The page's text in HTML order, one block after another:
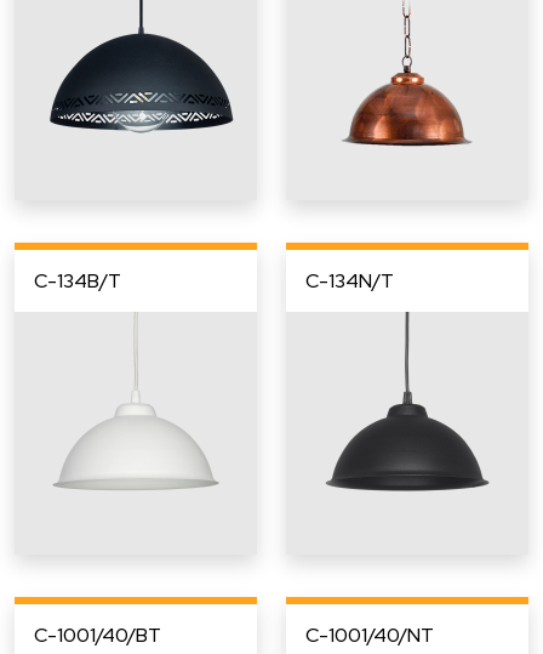
C-134B/T C-134N/T
C-1001/40/BT C-1001/40/NT